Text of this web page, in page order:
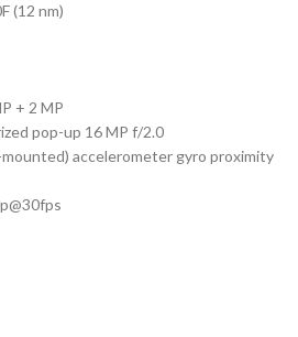
(12 nm)
+ 2 MP
pop-up 16 MP f/2.0
accelerometer gyro proximity